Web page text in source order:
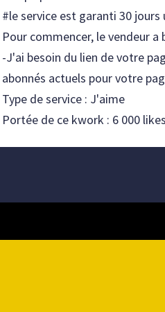
#le service est garanti 30
Pour commencer, le vendeur a
-J'ai besoin du lien de votre
abonnés actuels pour votre
Type de service : J'aime
Portée de ce kwork : 6 000 likes